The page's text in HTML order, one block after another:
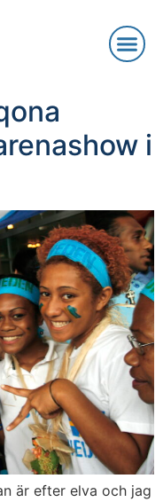
i
är efter elva och jag